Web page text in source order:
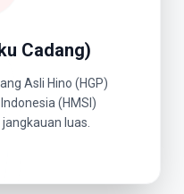
Cadang)
Asli Hino (HGP)
(HMSI)
luas.